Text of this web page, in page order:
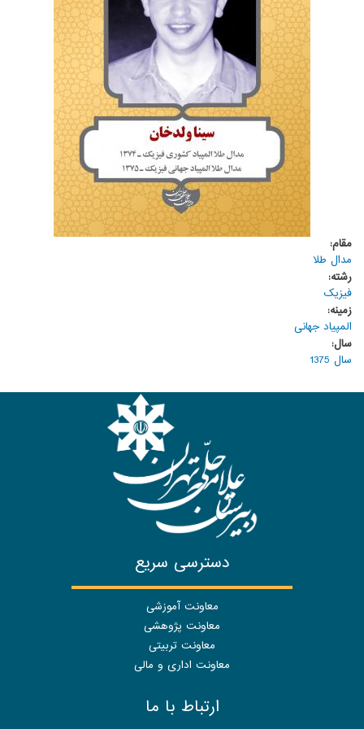
مقام:
مدال طلا
رشته:
فیزیک
زمینه:
المپیاد جهانی
سال:
سال 1375
دسترسی سریع
معاونت آموزشی
معاونت پژوهشی
معاونت تربیتی
معاونت اداری و مالی
ارتباط با ما